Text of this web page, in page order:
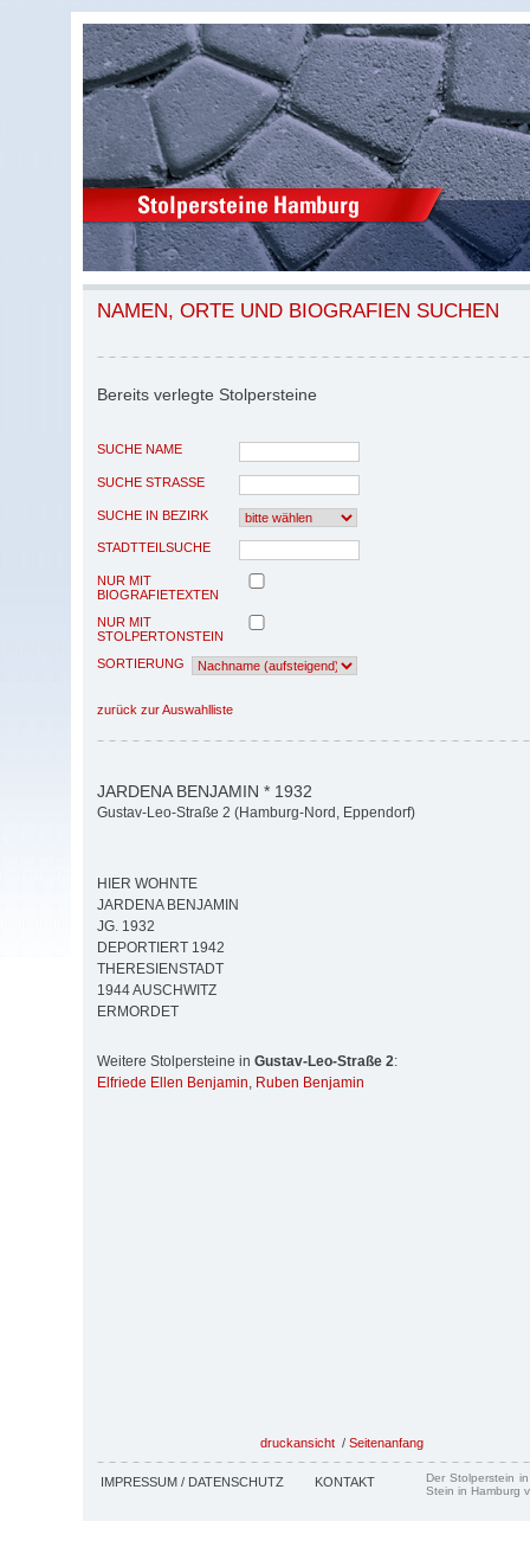
NAMEN, ORTE UND BIOGRAFIEN SUCHEN
Bereits verlegte Stolpersteine
SUCHE NAME
SUCHE STRASSE
SUCHE IN BEZIRK
STADTTEILSUCHE
NUR MIT
BIOGRAFIETEXTEN
NUR MIT
STOLPERTONSTEIN
SORTIERUNG
zurück zur Auswahlliste
JARDENA BENJAMIN * 1932
Gustav-Leo-Straße 2 (Hamburg-Nord, Eppendorf)
HIER WOHNTE
JARDENA BENJAMIN
JG. 1932
DEPORTIERT 1942
THERESIENSTADT
1944 AUSCHWITZ
ERMORDET
Weitere Stolpersteine in Gustav-Leo-Straße 2:
Elfriede Ellen Benjamin, Ruben Benjamin
druckansicht / Seitenanfang
IMPRESSUM / DATENSCHUTZ KONTAKT
Der Stolperstein
Stein in Hamburg